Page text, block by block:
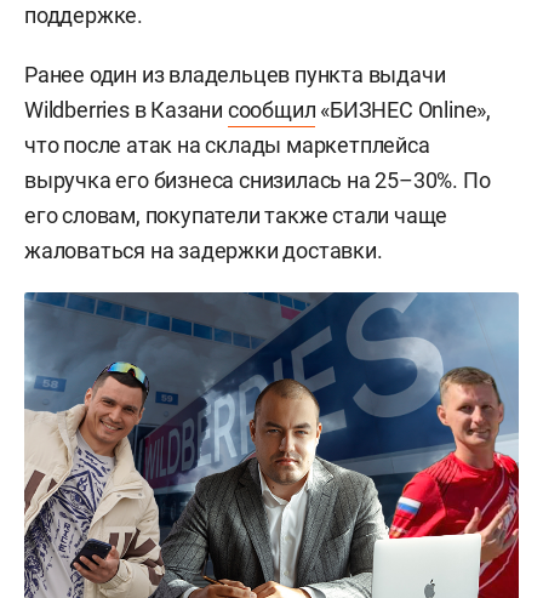
поддержке.
Ранее один из владельцев пункта выдачи
Wildberries в Казани сообщил «БИЗНЕС Online»,
что после атак на склады маркетплейса
выручка его бизнеса снизилась на 25–30%. По
его словам, покупатели также стали чаще
жаловаться на задержки доставки.